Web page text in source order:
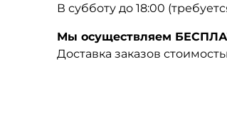
В субботу до 18:00
Мы осуществляем
Доставка заказов